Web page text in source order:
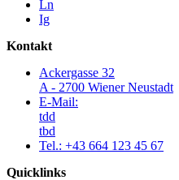
Ln
Ig
Kontakt
Ackergasse 32
A - 2700 Wiener Neustadt
E-Mail:
tdd
tbd
Tel.: +43 664 123 45 67
Quicklinks